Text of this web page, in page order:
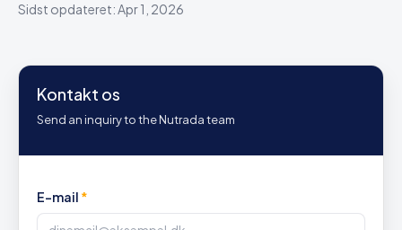
Sidst opdateret: Apr 1, 2026
Kontakt os
Send an inquiry to the Nutrada team
E-mail *